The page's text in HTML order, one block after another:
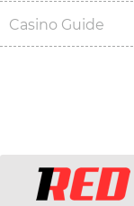
Casino Guide